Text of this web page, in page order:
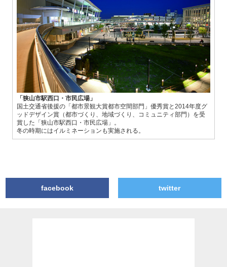
「狭山市駅西口・市民広場」
国土交通省後援の「都市景観大賞都市空間部門」優秀賞と2014年度グ
ッドデザイン賞（都市づくり、地域づくり、コミュニティ部門）を受
賞した「狭山市駅西口・市民広場」。
冬の時期にはイルミネーションも実施される。
facebook twitter